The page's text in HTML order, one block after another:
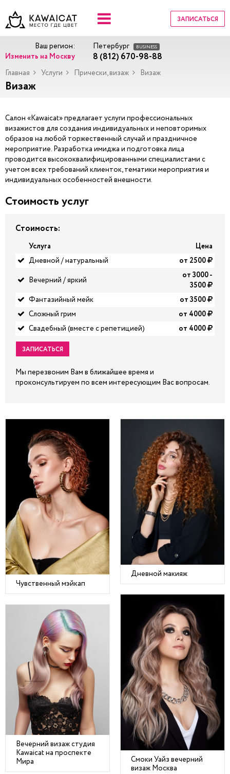
ЗАПИСАТЬСЯ
Ваш регион:
Изменить на Москву
Петербург BUSINESS
8 (812) 670-98-88
Главная Услуги Прически, визаж Визаж
Визаж
Салон «Kawaicat» предлагает услуги профессиональных
визажистов для создания индивидуальных и неповторимых
образов на любой торжественный случай и праздничное
мероприятие. Разработка имиджа и подготовка лица
проводится высококвалифицированными специалистами с
учетом всех требований клиенток, тематики мероприятия и
индивидуальных особенностей внешности.
Стоимость услуг
Стоимость:
Услуга
Цена
Дневной / натуральный
от 2500
Вечерний / яркий
от 3000 -
3500
Фантазийный мейк
от 3500
Сложный грим
от 4000
Свадебный (вместе с репетицией)
от 4000
ЗАПИСАТЬСЯ
Мы перезвоним Вам в ближайшее время и
проконсультируем по всем интересующим Вас вопросам.
Чувственный мэйкап
Дневной макияж
Смоки Уайз вечерний
визаж Москва
Вечерний визаж студия
Kawaicat на проспекте
Мира